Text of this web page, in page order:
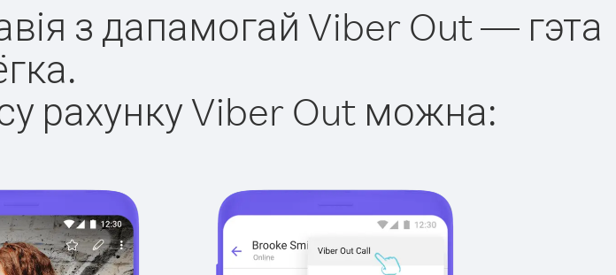
з дапамогай Viber Out — гэта
рахунку Viber Out можна: